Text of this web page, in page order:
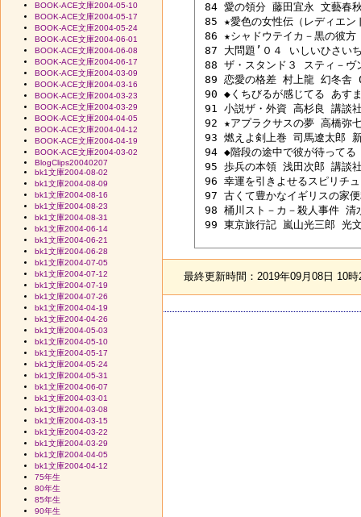
84 愛の領分 藤田宜永 文藝
85 ★愛色の女性伝（レディエ
86 ★シャドウテイカ－黒の彼
87 大問題’０４ いしいひさ
88 ザ・スタンド３ スティ－
89 恋愛の格差 村上龍 幻冬
90 ◆くちびるが感じてる あ
91 小説ザ・外資 高杉良 講
92 ★アプラクサスの夢 高橋
93 燃えよ剣上巻 司馬遼太郎
94 ◆階段の途中で彼が待って
95 歩兵の本領 浅田次郎 講
96 幸運を引きよせるスピリ
97 古くて豊かなイギリスの家
98 桶川スト－カ－殺人事件
99 東京旅行記 嵐山光三郎
最終更新時間：2019年09月08日 10
BOOK-ACE文庫2004-05-10
BOOK-ACE文庫2004-05-17
BOOK-ACE文庫2004-05-24
BOOK-ACE文庫2004-06-01
BOOK-ACE文庫2004-06-08
BOOK-ACE文庫2004-06-17
BOOK-ACE文庫2004-03-09
BOOK-ACE文庫2004-03-16
BOOK-ACE文庫2004-03-23
BOOK-ACE文庫2004-03-29
BOOK-ACE文庫2004-04-05
BOOK-ACE文庫2004-04-12
BOOK-ACE文庫2004-04-19
BOOK-ACE文庫2004-03-02
BlogClips20040207
bk1文庫2004-08-02
bk1文庫2004-08-09
bk1文庫2004-08-16
bk1文庫2004-08-23
bk1文庫2004-08-31
bk1文庫2004-06-14
bk1文庫2004-06-21
bk1文庫2004-06-28
bk1文庫2004-07-05
bk1文庫2004-07-12
bk1文庫2004-07-19
bk1文庫2004-07-26
bk1文庫2004-04-19
bk1文庫2004-04-26
bk1文庫2004-05-03
bk1文庫2004-05-10
bk1文庫2004-05-17
bk1文庫2004-05-24
bk1文庫2004-05-31
bk1文庫2004-06-07
bk1文庫2004-03-01
bk1文庫2004-03-08
bk1文庫2004-03-15
bk1文庫2004-03-22
bk1文庫2004-03-29
bk1文庫2004-04-05
bk1文庫2004-04-12
75年生
80年生
85年生
90年生